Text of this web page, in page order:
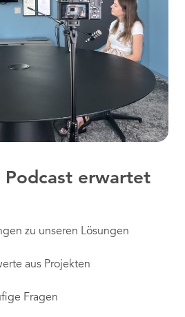
Podcast erwartet
zu unseren Lösungen
aus Projekten
Fragen